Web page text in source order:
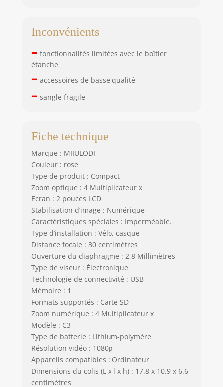
Inconvénients
– fonctionnalités limitées avec le boîtier
étanche
– accessoires de basse qualité
– sangle fragile
Fiche technique
Marque : MIIULODI
Couleur : rose
Type de produit : Compact
Zoom optique : 4 Multiplicateur x
Ecran : 2 pouces LCD
Stabilisation d’image : Numérique
Caractéristiques spéciales : Imperméable.
Type d’installation : Vélo, casque
Distance focale : 30 centimètres
Ouverture du diaphragme : 2,8 Millimètres
Type de viseur : Électronique
Technologie de connectivité : USB
Mémoire : 1
Formats supportés : Carte SD
Zoom numérique : 4 Multiplicateur x
Modèle : C3
Type de batterie : Lithium-polymère
Résolution vidéo : 1080p
Appareils compatibles : Ordinateur
Dimensions du colis (L x l x h) : 17.8 x 10.9 x 6.6
centimètres